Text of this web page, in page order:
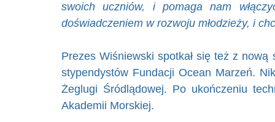
swoich uczniów, i pomaga nam
doświadczeniem w rozwoju młodzieży, i
Prezes Wiśniewski spotkał się też z nową
stypendystów Fundacji Ocean Marzeń.
Żeglugi Śródlądowej. Po ukończeniu
Akademii Morskiej.